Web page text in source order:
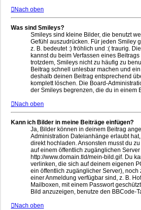
Nach oben
Was sind Smileys?
Smileys sind kleine Bilder, die benutzt
Gefühl auszudrücken. Für jeden Smiley
z. B. bedeutet :) fröhlich und :( traurig.
kannst du beim Verfassen eines
trotzdem, Smileys nicht zu häufig zu
Beitrag schnell unlesbar machen und
deshalb deinen Beitrag entsprechend
komplett löschen. Die Board-
der Smileys begrenzen, die du in einem
Nach oben
Kann ich Bilder in meine Beiträge einfügen?
Ja, Bilder können in deinem Beitrag
Administration Dateianhänge erlaubt
direkt hochladen. Ansonsten musst du
auf einem öffentlich zugänglichen Server
http://www.domain.tld/mein-bild.gif. Du
verlinken, die sich auf deinem eigenen
ein öffentlich zugänglicher Server), noch
einer Anmeldung verfügbar sind, z. B.
Mailboxen, mit einem Passwort
Bild anzuzeigen, benutze den BBCode-
Nach oben